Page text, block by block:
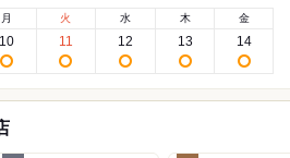
月
10
火
11
水
12
木
13
金
14